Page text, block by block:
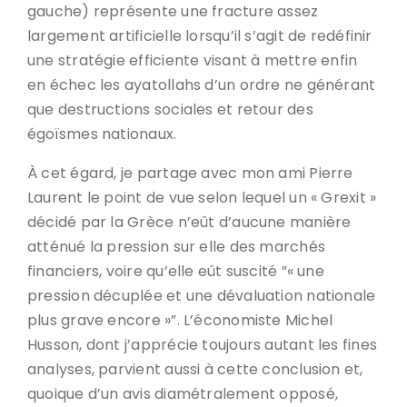
gauche) représente une fracture assez
largement artificielle lorsqu’il s’agit de redéfinir
une stratégie efficiente visant à mettre enfin
en échec les ayatollahs d’un ordre ne générant
que destructions sociales et retour des
égoïsmes nationaux.
À cet égard, je partage avec mon ami Pierre
Laurent le point de vue selon lequel un « Grexit »
décidé par la Grèce n’eût d’aucune manière
atténué la pression sur elle des marchés
financiers, voire qu’elle eût suscité ”« une
pression décuplée et une dévaluation nationale
plus grave encore »”. L’économiste Michel
Husson, dont j’apprécie toujours autant les fines
analyses, parvient aussi à cette conclusion et,
quoique d’un avis diamétralement opposé,